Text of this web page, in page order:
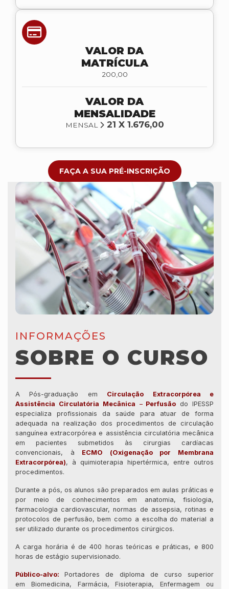
VALOR DA
MATRÍCULA
200,00
VALOR DA
MENSALIDADE
MENSAL 21 X 1.676,00
FAÇA A SUA PRÉ-INSCRIÇÃO
INFORMAÇÕES
SOBRE O CURSO
A Pós-graduação em Circulação Extracorpórea e
Assistência Circulatória Mecânica –Perfusão do IPESSP
especializa profissionais da saúde para atuar de forma
adequada na realização dos procedimentos de circulação
sanguínea extracorpórea e assistência circulatória mecânica
em pacientes submetidos às cirurgias cardíacas
convencionais, à ECMO (Oxigenação por Membrana
Extracorpórea), à quimioterapia hipertérmica, entre outros
procedimentos.
Durante a pós, os alunos são preparados em aulas práticas e
por meio de conhecimentos em anatomia, fisiologia,
farmacologia cardiovascular, normas de assepsia, rotinas e
protocolos de perfusão, bem como a escolha do material a
ser utilizado durante os procedimentos cirúrgicos.
A carga horária é de400 horas teóricas e práticas, e 800
horas de estágio supervisionado.
Público-alvo:Portadores de diploma de curso superior
em Biomedicina, Farmácia, Fisioterapia, Enfermagem ou